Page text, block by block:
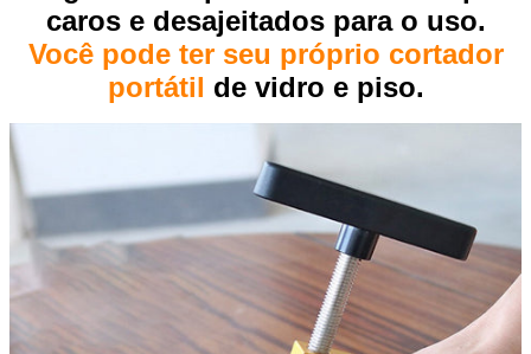
caros e desajeitados para o uso.
Você pode ter seu próprio cortador
portátil de vidro e piso.